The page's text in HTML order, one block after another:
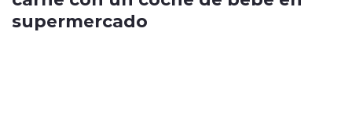
supermercado